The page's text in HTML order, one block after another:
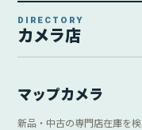
DIRECTORY
カメラ店
マップカメラ
新品・中古の専門店在庫を